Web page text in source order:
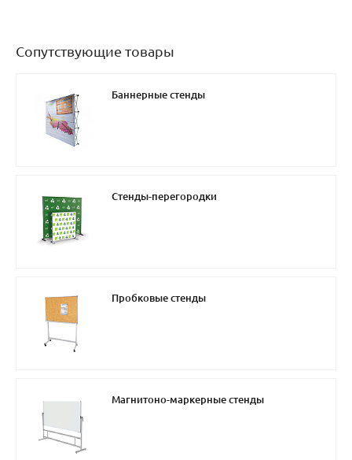
Сопутствующие товары
Баннерные стенды
Стенды-перегородки
Пробковые стенды
Магнитоно-маркерные стенды